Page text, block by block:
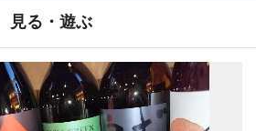
見る・遊ぶ